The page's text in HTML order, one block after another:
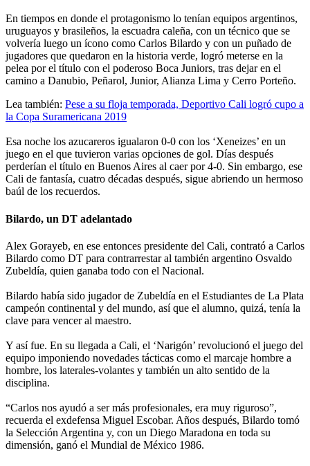
En tiempos en donde el protagonismo lo tenían equipos argentinos,
uruguayos y brasileños, la escuadra caleña, con un técnico que se
volvería luego un ícono como Carlos Bilardo y con un puñado de
jugadores que quedaron en la historia verde, logró meterse en la
pelea por el título con el poderoso Boca Juniors, tras dejar en el
camino a Danubio, Peñarol, Junior, Alianza Lima y Cerro Porteño.
Lea también: Pese a su floja temporada, Deportivo Cali logró cupo a
la Copa Suramericana 2019
Esa noche los azucareros igualaron 0-0 con los ‘Xeneizes’ en un
juego en el que tuvieron varias opciones de gol. Días después
perderían el título en Buenos Aires al caer por 4-0. Sin embargo, ese
Cali de fantasía, cuatro décadas después, sigue abriendo un hermoso
baúl de los recuerdos.
Bilardo, un DT adelantado
Alex Gorayeb, en ese entonces presidente del Cali, contrató a Carlos
Bilardo como DT para contrarrestar al también argentino Osvaldo
Zubeldía, quien ganaba todo con el Nacional.
Bilardo había sido jugador de Zubeldía en el Estudiantes de La Plata
campeón continental y del mundo, así que el alumno, quizá, tenía la
clave para vencer al maestro.
Y así fue. En su llegada a Cali, el ‘Narigón’ revolucionó el juego del
equipo imponiendo novedades tácticas como el marcaje hombre a
hombre, los laterales-volantes y también un alto sentido de la
disciplina.
“Carlos nos ayudó a ser más profesionales, era muy riguroso”,
recuerda el exdefensa Miguel Escobar. Años después, Bilardo tomó
la Selección Argentina y, con un Diego Maradona en toda su
dimensión, ganó el Mundial de México 1986.